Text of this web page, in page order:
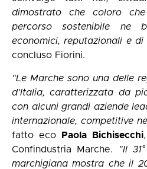
dimostrato che coloro
percorso sostenibile ne
economici, reputazionali e
concluso Fiorini.
"Le Marche sono una delle
d'Italia, caratterizzata da
con alcuni grandi aziende
internazionale, competitive
fatto eco Paola Bichisecchi
Confindustria Marche.
"Il
marchigiana mostra che il